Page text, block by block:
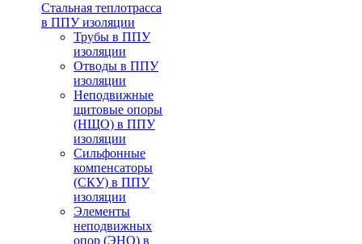
Стальная теплотрасса
в ППУ изоляции
Трубы в ППУ
изоляции
Отводы в ППУ
изоляции
Неподвижные
щитовые опоры
(НЩО) в ППУ
изоляции
Cильфонные
компенсаторы
(СКУ) в ППУ
изоляции
Элементы
неподвижных
опор (ЭНО) в